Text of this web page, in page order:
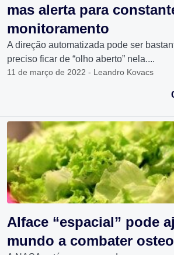
mas alerta para
monitoramento
A direção automatizada pode ser
preciso ficar de “olho aberto” nela....
11 de março de 2022 - Leandro Kovacs
Alface “espacial” pode
mundo a combater